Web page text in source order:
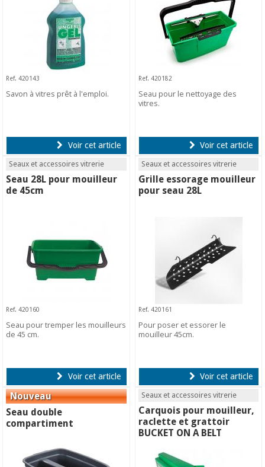
Ref. 420143
Savon à vitres prêt à l'emploi.
Voir cet article
Ref. 420182
Seau pour le nettoyage des
vitres.
Voir cet article
Seaux et accessoires vitrerie
Seau 28L pour mouilleur
de 45cm
Ref. 420160
Seau pour tremper les mouilleurs
de 45 cm.
Voir cet article
Seaux et accessoires vitrerie
Grille essorage mouilleur
pour seau 28L
Ref. 420161
Pour poser et essorer le
mouilleur 45cm.
Voir cet article
Seau double
compartiment
Seaux et accessoires vitrerie
Carquois pour mouilleur,
raclette et grattoir
BUCKET ON A BELT